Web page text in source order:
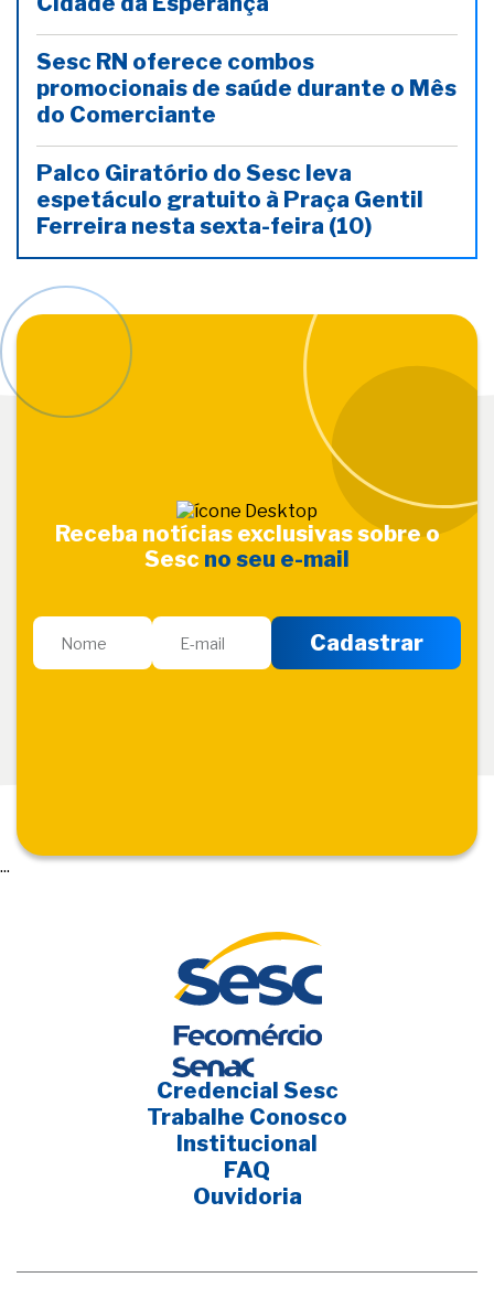
Sesc RN oferece combos
promocionais de saúde durante o Mês
do Comerciante
Palco Giratório do Sesc leva
espetáculo gratuito à Praça Gentil
Ferreira nesta sexta-feira (10)
Receba notícias exclusivas sobre o
Sesc no seu e-mail
...
Credencial Sesc
Trabalhe Conosco
Institucional
FAQ
Ouvidoria